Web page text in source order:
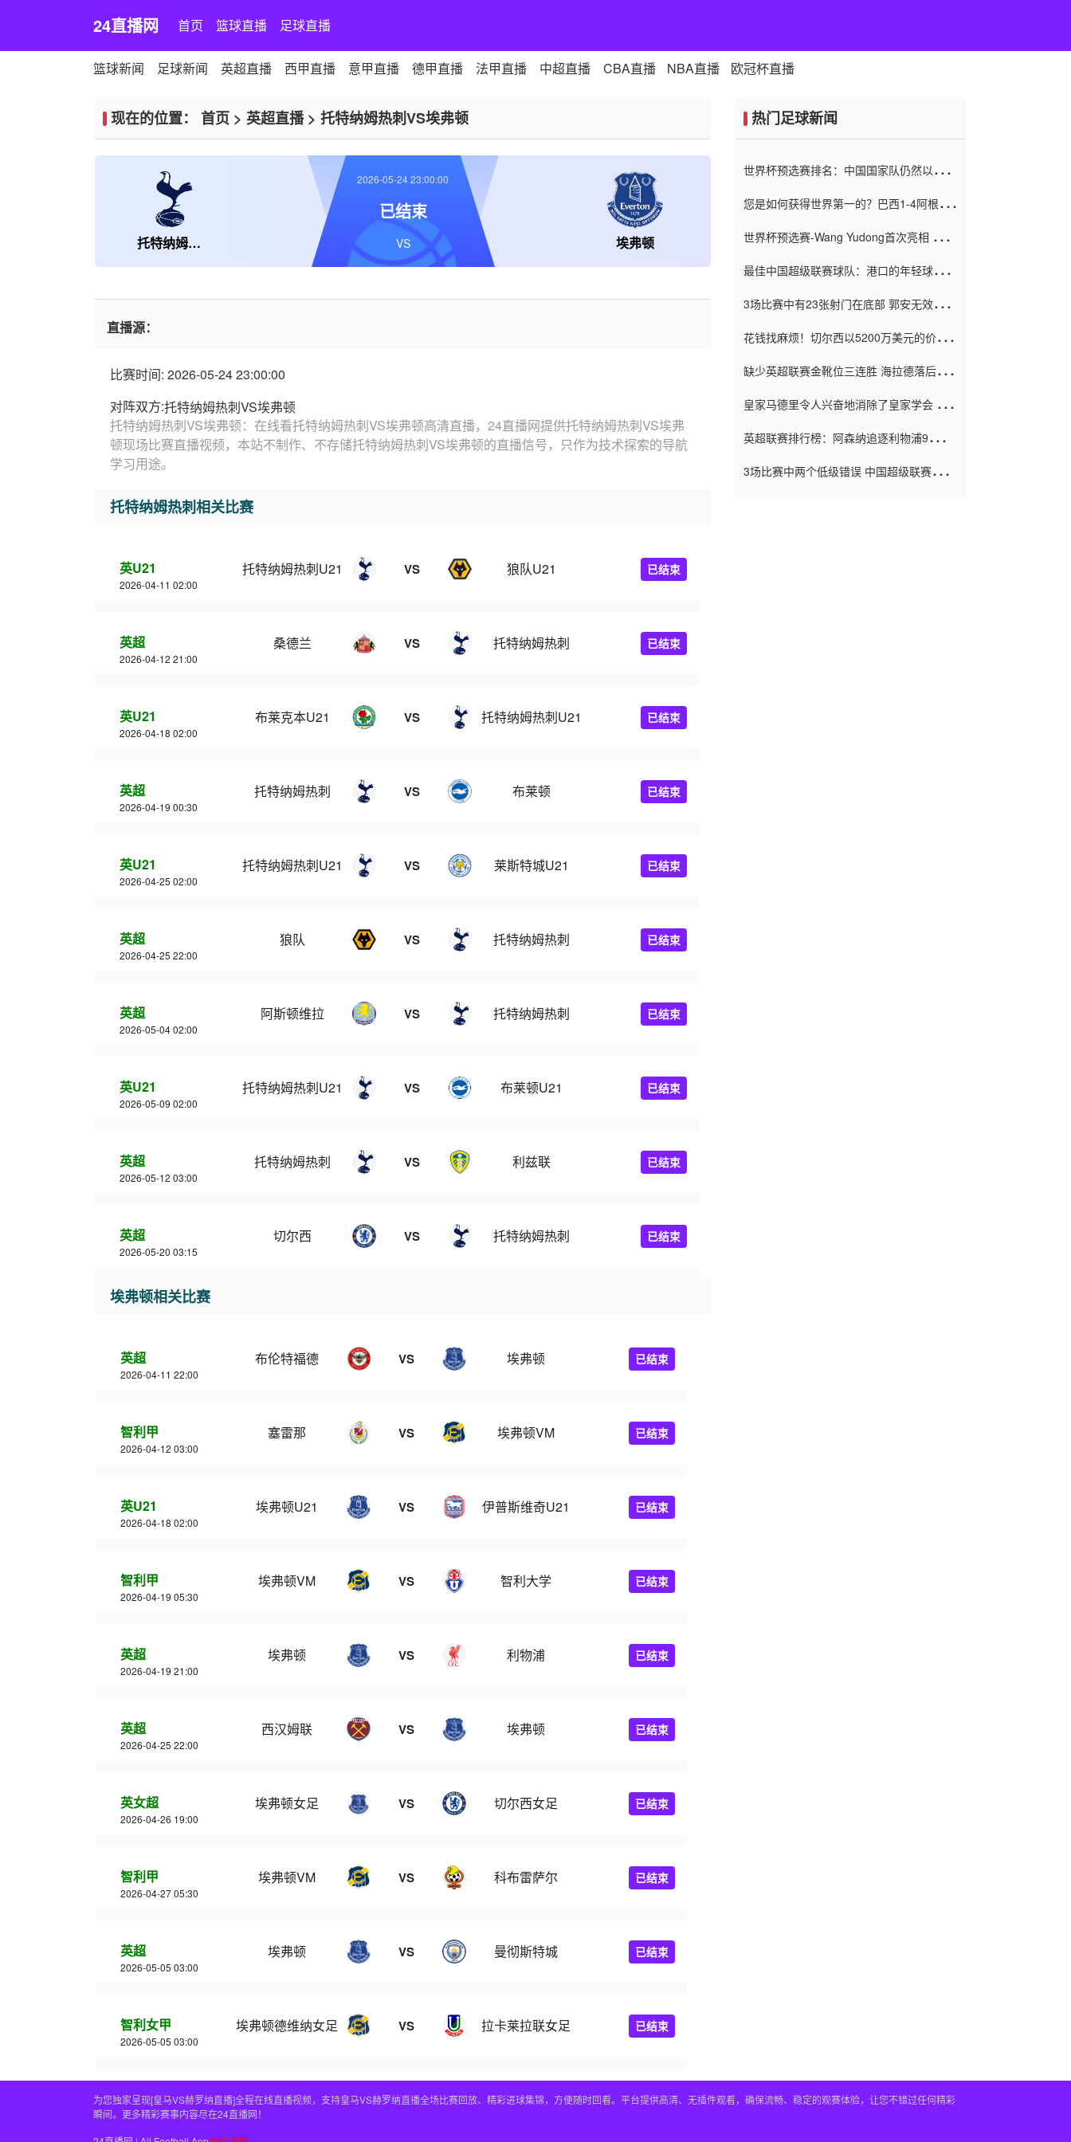
24直播网 首页 篮球直播 足球直播
篮球新闻 足球新闻 英超直播 西甲直播 意甲直播 德甲直播 法甲直播 中超直播 CBA直播 NBA直播 欧冠杯直播
现在的位置： 首页 > 英超直播> 托特纳姆热刺VS埃弗顿
托特纳姆热刺 埃弗顿
2026-05-24 23:00:00
已结束
VS
直播源：
比赛时间: 2026-05-24 23:00:00
对阵双方:托特纳姆热刺VS埃弗顿
托特纳姆热刺VS埃弗顿：在线看托特纳姆热刺VS埃弗顿高清直播，24直播网提供托特纳姆热刺VS埃弗
顿现场比赛直播视频，本站不制作、不存储托特纳姆热刺VS埃弗顿的直播信号，只作为技术探索的导航
学习用途。
托特纳姆热刺相关比赛
英U21
2026-04-11 02:00
托特纳姆热刺U21 VS 狼队U21 已结束
英超
2026-04-12 21:00
桑德兰 VS 托特纳姆热刺 已结束
英U21
2026-04-18 02:00
布莱克本U21 VS 托特纳姆热刺U21 已结束
英超
2026-04-19 00:30
托特纳姆热刺 VS 布莱顿 已结束
英U21
2026-04-25 02:00
托特纳姆热刺U21 VS 莱斯特城U21 已结束
英超
2026-04-25 22:00
狼队 VS 托特纳姆热刺 已结束
英超
2026-05-04 02:00
阿斯顿维拉 VS 托特纳姆热刺 已结束
英U21
2026-05-09 02:00
托特纳姆热刺U21 VS 布莱顿U21 已结束
英超
2026-05-12 03:00
托特纳姆热刺 VS 利兹联 已结束
英超
2026-05-20 03:15
切尔西 VS 托特纳姆热刺 已结束
埃弗顿相关比赛
英超
2026-04-11 22:00
布伦特福德 VS 埃弗顿 已结束
智利甲
2026-04-12 03:00
塞雷那 VS 埃弗顿VM 已结束
英U21
2026-04-18 02:00
埃弗顿U21 VS 伊普斯维奇U21 已结束
智利甲
2026-04-19 05:30
埃弗顿VM VS 智利大学 已结束
英超
2026-04-19 21:00
埃弗顿 VS 利物浦 已结束
英超
2026-04-25 22:00
西汉姆联 VS 埃弗顿 已结束
英女超
2026-04-26 19:00
埃弗顿女足 VS 切尔西女足 已结束
智利甲
2026-04-27 05:30
埃弗顿VM VS 科布雷萨尔 已结束
英超
2026-05-05 03:00
埃弗顿 VS 曼彻斯特城 已结束
智利女甲
2026-05-05 03:00
埃弗顿德维纳女足 VS 拉卡莱拉联女足 已结束
热门足球新闻
世界杯预选赛排名：中国国家队仍然以6分
您是如何获得世界第一的？巴西1-4阿根
世界杯预选赛-Wang Yudong首次亮相 中国
最佳中国超级联赛球队：港口的年轻球员在
（Taishan）
3场比赛中有23张射门在底部 郭安无效传球
花钱找麻烦！切尔西以5200万美元的价格
窗口
缺少英超联赛金靴位三连胜 海拉德落后6球
皇家马德里令人兴奋地消除了皇家学会 安
英超联赛排行榜：阿森纳追逐利物浦9分 曼
3场比赛中两个低级错误 中国超级联赛的前
为您独家呈现[皇马VS赫罗纳直播]全程在线直播视频，支持皇马VS赫罗纳直播全场比赛回放、精彩进球集锦，方便随时回看。平台提供高清、无插件观看，确保流畅、稳定的观赛体验，让您不错过任何精彩
瞬间。更多精彩赛事内容尽在24直播网！